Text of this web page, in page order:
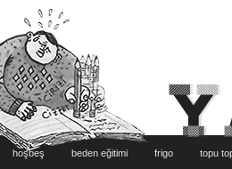
hoşbeş beden eğitimi frigo topu